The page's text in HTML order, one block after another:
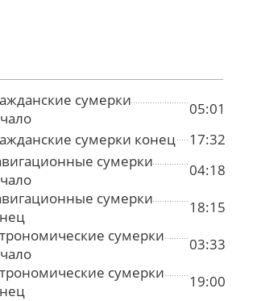
сумерки
05:01
сумерки конец
17:32
сумерки
04:18
сумерки
18:15
сумерки
03:33
сумерки
19:00